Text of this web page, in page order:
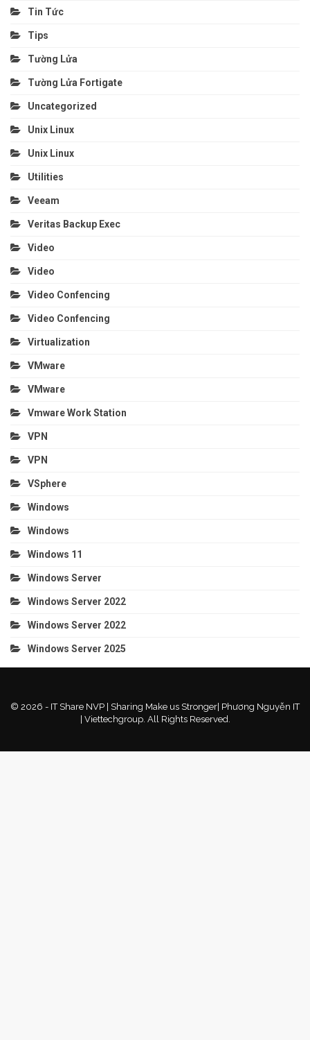
Tin Tức
Tips
Tường Lửa
Tường Lửa Fortigate
Uncategorized
Unix Linux
Unix Linux
Utilities
Veeam
Veritas Backup Exec
Video
Video
Video Confencing
Video Confencing
Virtualization
VMware
VMware
Vmware Work Station
VPN
VPN
VSphere
Windows
Windows
Windows 11
Windows Server
Windows Server 2022
Windows Server 2022
Windows Server 2025
© 2026 - IT Share NVP | Sharing Make us Stronger| Phương Nguyễn IT
| Viettechgroup. All Rights Reserved.